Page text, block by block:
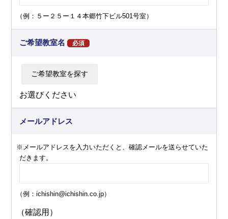
（例：５ー２５ー１４本郷竹下ビル501号室）
ご希望教室名 必須
お選びください
メールアドレス
※メールアドレスを入力いただくと、確認メールを送らせていた
だきます。
（例：ichishin@ichishin.co.jp）
（確認用）